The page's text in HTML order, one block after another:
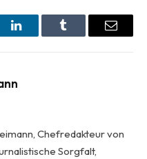
LinkedInTumblr Email
Chefredakteur von
Sorgfalt,